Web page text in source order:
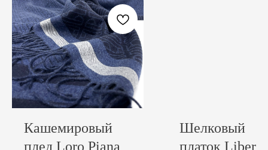
Кашемировый
плед Loro Piana
Шелковый
платок Liberty